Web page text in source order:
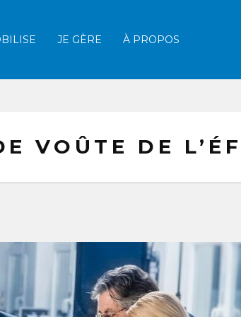
JE GÈRE À PROPOS
Afficher la recherche
VOÛTE DE